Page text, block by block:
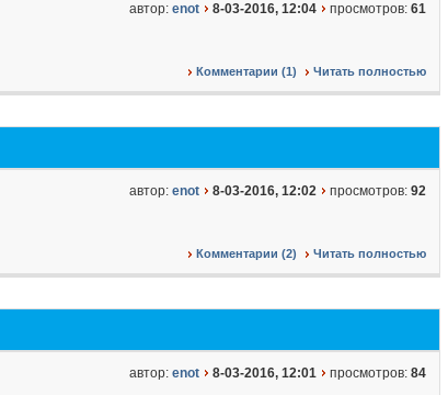
автор: enot 8-03-2016, 12:04 просмотров: 61
Комментарии (1) Читать полностью
автор: enot 8-03-2016, 12:02 просмотров: 92
Комментарии (2) Читать полностью
автор: enot 8-03-2016, 12:01 просмотров: 84